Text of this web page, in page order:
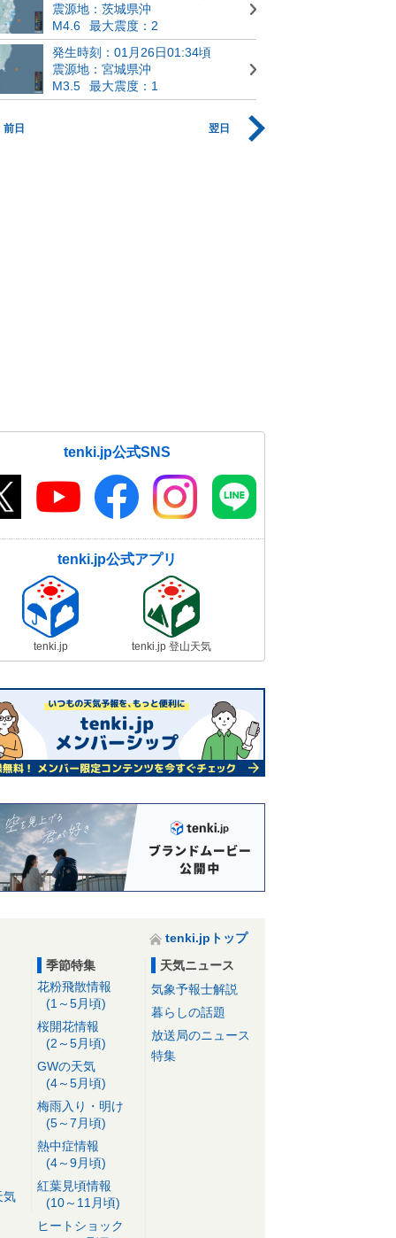
震源地：茨城県沖
M4.6
最大震度：2
発生時刻：01月26日01:34頃
震源地：宮城県沖
M3.5
最大震度：1
前日 翌日
tenki.jp公式SNS
tenki.jp公式アプリ
tenki.jp tenki.jp 登山天気
tenki.jpトップ
気
季節特集
花粉飛散情報
(1～5月頃)
桜開花情報
(2～5月頃)
GWの天気
(4～5月頃)
梅雨入り・明け
(5～7月頃)
熱中症情報
(4～9月頃)
紅葉見頃情報
(10～11月頃)
ヒートショック
天気ニュース
気象予報士解説
暮らしの話題
放送局のニュース
特集